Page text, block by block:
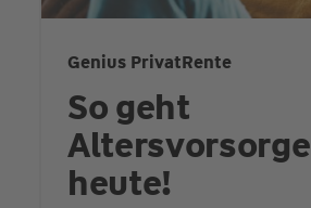
Genius PrivatRente
So geht
Altersvorsorge
heute!